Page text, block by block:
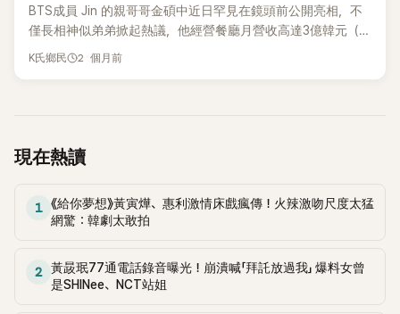
話讓她相當驚訝。她解釋：「我真的很震驚，因為這麼年輕的女
生居然認識我，還是我的粉絲，所以才露出驚訝的表情。」
會，進一步演變成各種揣測。 然而，這番解釋似乎沒有完全說
說是一場誤會，也不願讓大家覺得粉絲有味道吧。」、「感覺她
只是想保護粉絲形象」、「那個反應看起來真的太真實了，很難
功阻止她直接說出真相。」、「她明顯是在努力保持禮貌。」甚至
還有部分網友直言：「我不信。」相關留言持續在網路上引發討
平台發布一則帶有調侃意味的貼文，再度引發粉絲關注，也讓
這起機場風波話題持續延燒。 儘管Jessica已親自說明當天狀
司，更被外界視為實質退出團體，讓粉絲擔憂BAE173未來發
展。而就在16日，又有消息指出BAE173的粉絲付費聊天平台
Bubble服務即將終止。 由於K-POP圈過去曾有不少團體在停止
Bubble服務後不久便宣布解散，因此不少網友認為，這可能是
後，不少粉絲感到不捨，紛紛留言表示：「其實早就有預感了」、
有更好的發展」、「不是討厭他們，而是不忍心再看他們被公司
耽誤」。 事實上，近年來BAE173不僅面臨活動空白期過長、資
式對BAE173是否解散做出任何官方說明，因此相關消息仍停留
在外界推測階段。不過隨著隊長離開公司、Bubble服務終止等
BTS成員 Jin 的親哥哥金碩中近日罕見在鏡頭前公開亮相，不
僅長相神似弟弟掀起熱議，他經營餐廳月營收高達3億韓元（約
新台幣700萬元）的消息也再次受到關注。 16日，韓國藝人 鄭
統酒侍酒師全珍雅博士、主廚明賢智、歌手 鄭基高、Baby
V.O.X成員 李姬珍、沈恩珍，以及舞者夫妻檔 J Black 與 Mary
哥哥金碩中驚喜現身。他在節目中負責烤肉工作，鄭埻夏介紹
他時更直接表示：「他的弟弟就是BTS的Jin。」金碩中則露出靦
但因擁有和Jin相似的大眼睛、臉型輪廓，以及招牌笑容，立刻
成為節目焦點。不少網友看了影片後也紛紛表示：「真的有
K氏鄉民 2 個月前
現在熱讀
1
《給你夢想》黃寅燁、惠利激情床戲瘋傳！火辣激吻尺度太猛
網驚：韓劇太敢拍
2
黃晸珉77通電話錄音曝光！崩潰喊「拜託放過我」 爆料女曾
是SHINee、NCT站姐